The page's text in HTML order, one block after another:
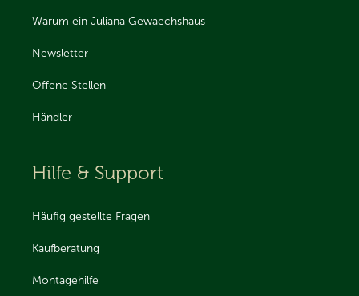
Warum ein Juliana Gewaechshaus
Newsletter
Offene Stellen
Händler
Hilfe & Support
Häufig gestellte Fragen
Kaufberatung
Montagehilfe